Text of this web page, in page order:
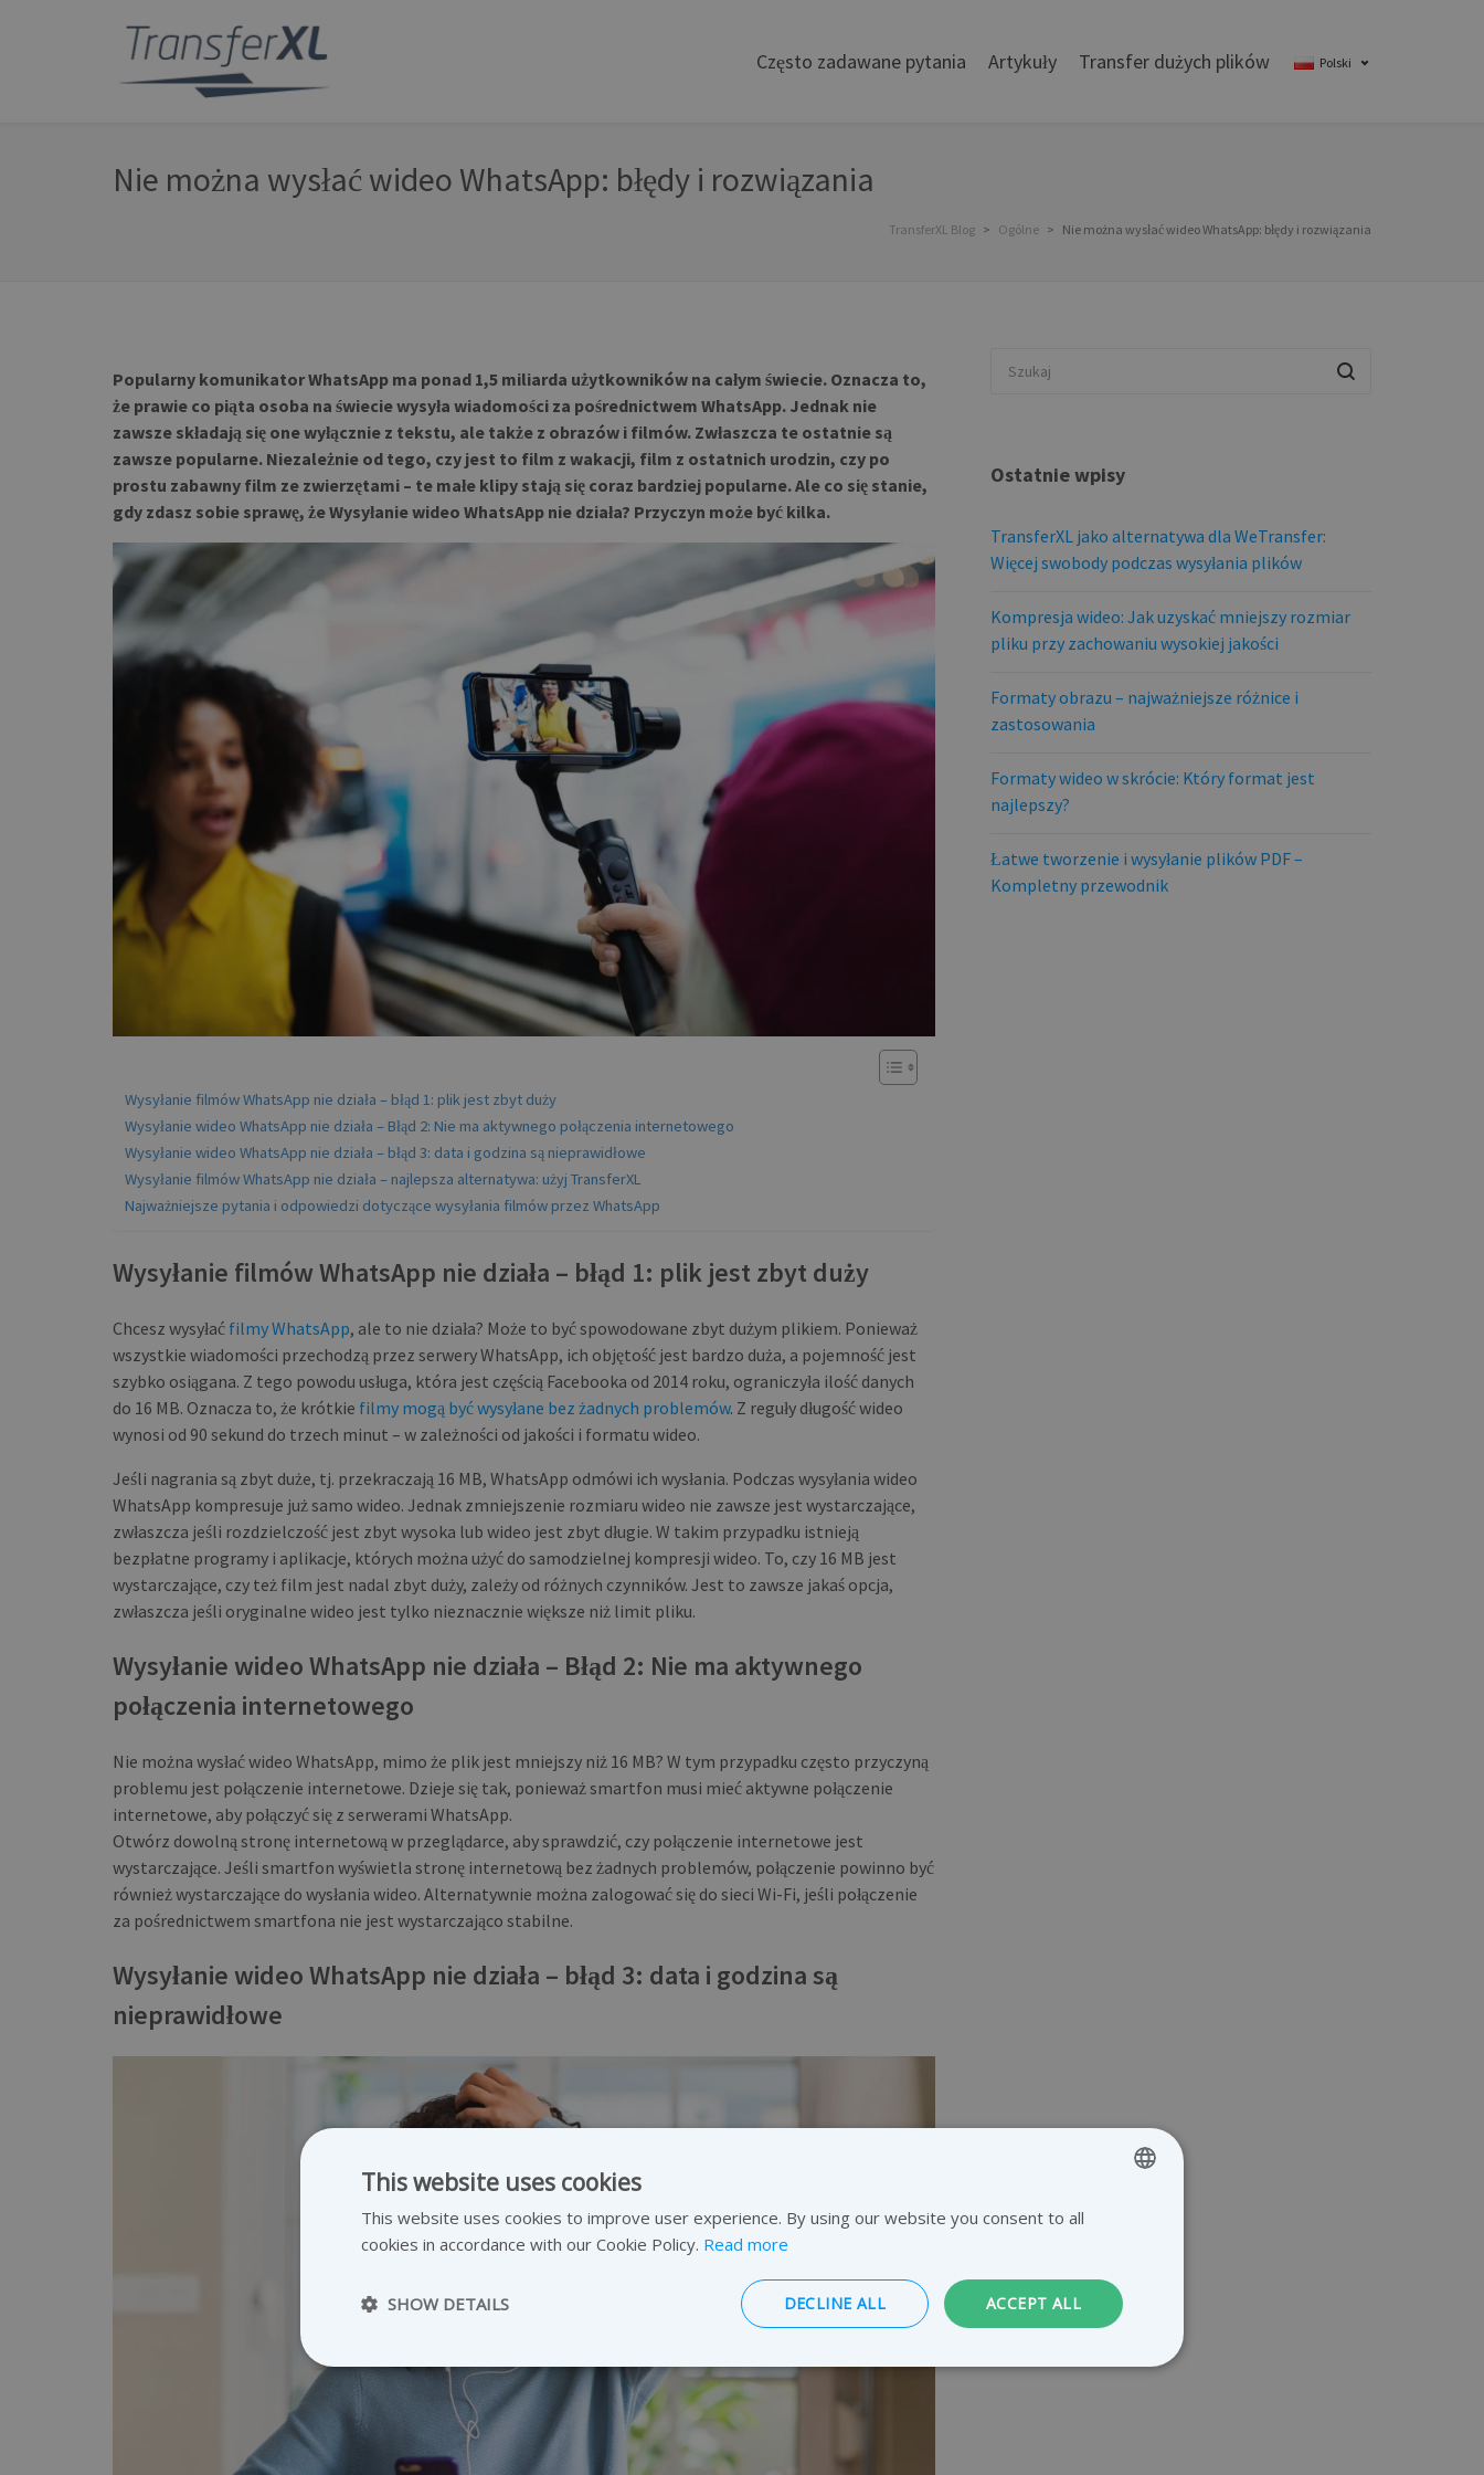
Polski
Często zadawane pytania Artykuły Transfer dużych plików
Nie można wysłać wideo WhatsApp: błędy i rozwiązania
TransferXL Blog > Ogólne > Nie można wysłać wideo WhatsApp: błędy i rozwiązania
Popularny komunikator WhatsApp ma ponad 1,5 miliarda użytkowników na całym świecie. Oznacza to,
że prawie co piąta osoba na świecie wysyła wiadomości za pośrednictwem WhatsApp. Jednak nie
zawsze składają się one wyłącznie z tekstu, ale także z obrazów i filmów. Zwłaszcza te ostatnie są
zawsze popularne. Niezależnie od tego, czy jest to film z wakacji, film z ostatnich urodzin, czy po
prostu zabawny film ze zwierzętami – te małe klipy stają się coraz bardziej popularne. Ale co się stanie,
gdy zdasz sobie sprawę, że Wysyłanie wideo WhatsApp nie działa? Przyczyn może być kilka.
Wysyłanie filmów WhatsApp nie działa – błąd 1: plik jest zbyt duży
Wysyłanie wideo WhatsApp nie działa – Błąd 2: Nie ma aktywnego połączenia internetowego
Wysyłanie wideo WhatsApp nie działa – błąd 3: data i godzina są nieprawidłowe
Wysyłanie filmów WhatsApp nie działa – najlepsza alternatywa: użyj TransferXL
Najważniejsze pytania i odpowiedzi dotyczące wysyłania filmów przez WhatsApp
Wysyłanie filmów WhatsApp nie działa – błąd 1: plik jest zbyt duży
Chcesz wysyłać filmy WhatsApp, ale to nie działa? Może to być spowodowane zbyt dużym plikiem. Ponieważ
wszystkie wiadomości przechodzą przez serwery WhatsApp, ich objętość jest bardzo duża, a pojemność jest
szybko osiągana. Z tego powodu usługa, która jest częścią Facebooka od 2014 roku, ograniczyła ilość danych
do 16 MB. Oznacza to, że krótkie filmy mogą być wysyłane bez żadnych problemów. Z reguły długość wideo
wynosi od 90 sekund do trzech minut – w zależności od jakości i formatu wideo.
Jeśli nagrania są zbyt duże, tj. przekraczają 16 MB, WhatsApp odmówi ich wysłania. Podczas wysyłania wideo
WhatsApp kompresuje już samo wideo. Jednak zmniejszenie rozmiaru wideo nie zawsze jest wystarczające,
zwłaszcza jeśli rozdzielczość jest zbyt wysoka lub wideo jest zbyt długie. W takim przypadku istnieją
bezpłatne programy i aplikacje, których można użyć do samodzielnej kompresji wideo. To, czy 16 MB jest
wystarczające, czy też film jest nadal zbyt duży, zależy od różnych czynników. Jest to zawsze jakaś opcja,
zwłaszcza jeśli oryginalne wideo jest tylko nieznacznie większe niż limit pliku.
Wysyłanie wideo WhatsApp nie działa – Błąd 2: Nie ma aktywnego
połączenia internetowego
Nie można wysłać wideo WhatsApp, mimo że plik jest mniejszy niż 16 MB? W tym przypadku często przyczyną
problemu jest połączenie internetowe. Dzieje się tak, ponieważ smartfon musi mieć aktywne połączenie
internetowe, aby połączyć się z serwerami WhatsApp.
Otwórz dowolną stronę internetową w przeglądarce, aby sprawdzić, czy połączenie internetowe jest
wystarczające. Jeśli smartfon wyświetla stronę internetową bez żadnych problemów, połączenie powinno być
również wystarczające do wysłania wideo. Alternatywnie można zalogować się do sieci Wi-Fi, jeśli połączenie
za pośrednictwem smartfona nie jest wystarczająco stabilne.
Wysyłanie wideo WhatsApp nie działa – błąd 3: data i godzina są
nieprawidłowe
Ostatnie wpisy
TransferXL jako alternatywa dla WeTransfer:
Więcej swobody podczas wysyłania plików
Kompresja wideo: Jak uzyskać mniejszy rozmiar
pliku przy zachowaniu wysokiej jakości
Formaty obrazu – najważniejsze różnice i
zastosowania
Formaty wideo w skrócie: Który format jest
najlepszy?
Łatwe tworzenie i wysyłanie plików PDF –
Kompletny przewodnik
DUTCH
FRENCH
This website uses cookies
This website uses cookies to improve user experience. By using our website you consent to all
cookies in accordance with our Cookie Policy. Read more
ACCEPT ALL
DECLINE ALL
SHOW DETAILS
Strictly necessary Performance
Strictly necessary cookies allow core website functionality such as user login and account management. The website cannot
be used properly without strictly necessary cookies.